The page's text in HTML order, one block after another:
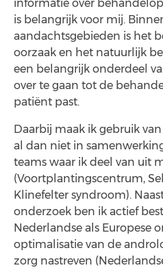
informatie over
is belangrijk voor mij.
aandachtsgebieden is het
oorzaak en het natuurlijk
een belangrijk onderdeel
over te gaan tot de
patiënt past.
Daarbij maak ik gebruik
al dan niet in
teams waar ik deel van uit
(Voortplantingscentrum,
Klinefelter syndroom).
onderzoek ben ik actief
Nederlandse als Europese
optimalisatie van de
zorg nastreven